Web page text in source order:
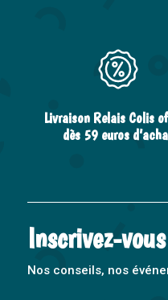
Livraison Relais Colis
dès 59 euros
Inscrivez-
Nos conseils, nos